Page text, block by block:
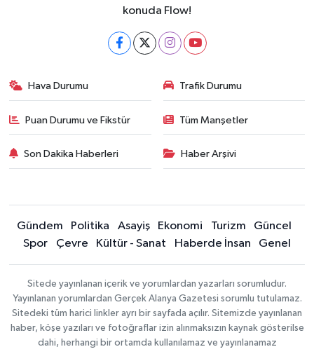
konuda Flow!
Hava Durumu Trafik Durumu
Puan Durumu ve Fikstür Tüm Manşetler
Son Dakika Haberleri Haber Arşivi
Gündem Politika Asayiş Ekonomi Turizm
Güncel
Spor
Çevre Kültür - Sanat Haberde İnsan Genel
Sitede yayınlanan içerik ve yorumlardan yazarları sorumludur.
Yayınlanan yorumlardan Gerçek Alanya Gazetesi sorumlu tutulamaz.
Sitedeki tüm harici linkler ayrı bir sayfada açılır. Sitemizde yayınlanan
haber, köşe yazıları ve fotoğraflar izin alınmaksızın kaynak gösterilse
dahi, herhangi bir ortamda kullanılamaz ve yayınlanamaz